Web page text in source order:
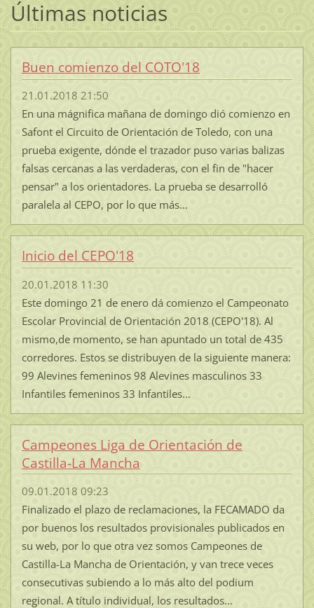
Últimas noticias
Buen comienzo del COTO'18
21.01.2018 21:50
En una mágnifica mañana de domingo dió comienzo en
Safont el Circuito de Orientación de Toledo, con una
prueba exigente, dónde el trazador puso varias balizas
falsas cercanas a las verdaderas, con el fin de "hacer
pensar" a los orientadores. La prueba se desarrolló
paralela al CEPO, por lo que más...
Inicio del CEPO'18
20.01.2018 11:30
Este domingo 21 de enero dá comienzo el Campeonato
Escolar Provincial de Orientación 2018 (CEPO'18). Al
mismo,de momento, se han apuntado un total de 435
corredores. Estos se distribuyen de la siguiente manera:
99 Alevines femeninos 98 Alevines masculinos 33
Infantiles femeninos 33 Infantiles...
Campeones Liga de Orientación de
Castilla-La Mancha
09.01.2018 09:23
Finalizado el plazo de reclamaciones, la FECAMADO da
por buenos los resultados provisionales publicados en
su web, por lo que otra vez somos Campeones de
Castilla-La Mancha de Orientación, y van trece veces
consecutivas subiendo a lo más alto del podium
regional. A título individual, los resultados...